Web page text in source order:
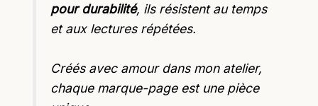
pour durabilité, ils résistent au temps
et aux lectures répétées.
Créés avec amour dans mon atelier,
chaque marque-page est une pièce